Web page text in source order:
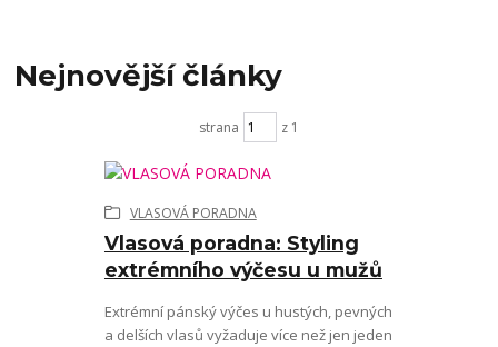
Nejnovější články
strana z 1
Vlasová poradna: Styling
extrémního výčesu u mužů
VLASOVÁ PORADNA
Extrémní pánský výčes u hustých, pevných
a delších vlasů vyžaduje více než jen jeden